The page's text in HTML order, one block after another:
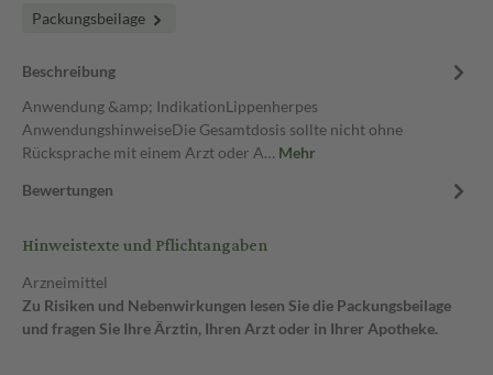
Packungsbeilage
Beschreibung
Anwendung &amp; IndikationLippenherpes
AnwendungshinweiseDie Gesamtdosis sollte nicht ohne
Rücksprache mit einem Arzt oder A… Mehr
Bewertungen
Hinweistexte und Pflichtangaben
Arzneimittel
Zu Risiken und Nebenwirkungen lesen Sie die Packungsbeilage
und fragen Sie Ihre Ärztin, Ihren Arzt oder in Ihrer Apotheke.